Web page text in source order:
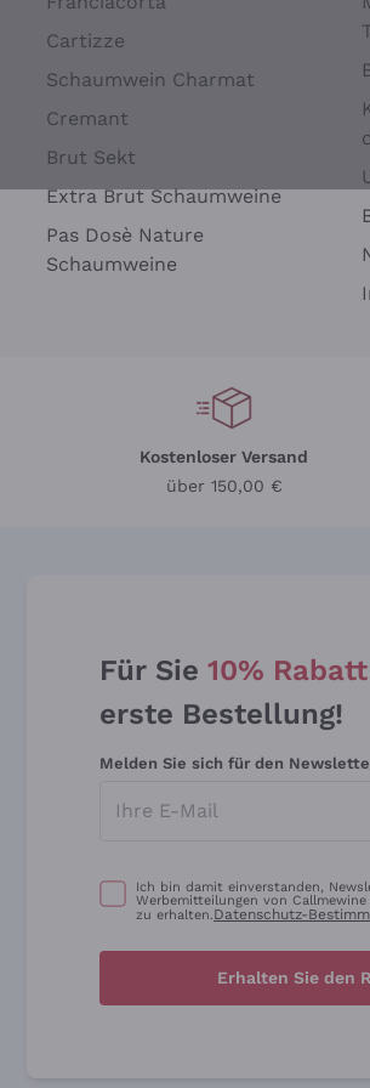
Cartizze
Schaumwein Charmat
Cremant
Brut Sekt
Extra Brut Schaumweine
Pas Dosè Nature
Schaumweine
Kostenloser Versand
über 150,00 €
Für Sie 10% Rabatt
erste Bestellung!
Melden Sie sich für den
Ich bin damit einverstanden,
Werbemitteilungen von
zu erhalten.Datenschutz-
Erhalten Sie den